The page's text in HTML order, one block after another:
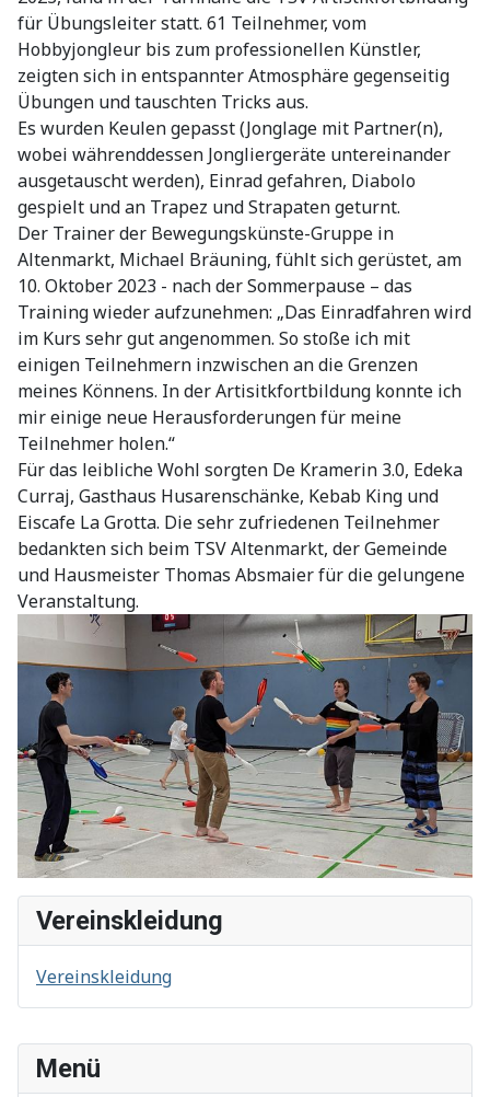
Menü
für Übungsleiter statt. 61 Teilnehmer, vom
Hobbyjongleur bis zum professionellen Künstler,
zeigten sich in entspannter Atmosphäre gegenseitig
Übungen und tauschten Tricks aus.
Es wurden Keulen gepasst (Jonglage mit Partner(n),
wobei währenddessen Jongliergeräte untereinander
ausgetauscht werden), Einrad gefahren, Diabolo
gespielt und an Trapez und Strapaten geturnt.
Der Trainer der Bewegungskünste-Gruppe in
Altenmarkt, Michael Bräuning, fühlt sich gerüstet, am
10. Oktober 2023 - nach der Sommerpause – das
Training wieder aufzunehmen: „Das Einradfahren wird
im Kurs sehr gut angenommen. So stoße ich mit
einigen Teilnehmern inzwischen an die Grenzen
meines Könnens. In der Artisitkfortbildung konnte ich
mir einige neue Herausforderungen für meine
Teilnehmer holen.“
Für das leibliche Wohl sorgten De Kramerin 3.0, Edeka
Curraj, Gasthaus Husarenschänke, Kebab King und
Eiscafe La Grotta. Die sehr zufriedenen Teilnehmer
bedankten sich beim TSV Altenmarkt, der Gemeinde
und Hausmeister Thomas Absmaier für die gelungene
Veranstaltung.
Vereinskleidung
Vereinskleidung